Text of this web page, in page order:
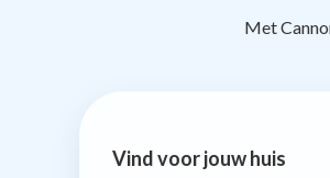
Met
Vind voor jouw huis